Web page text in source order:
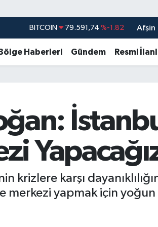
BITCOIN 79.591,74 %-1.82
EURO 53,38690 %0.19
BİST100 14.598,00
Afşin
Bölge Haberleri Gündem Resmi
karşı
yapmak için yoğun